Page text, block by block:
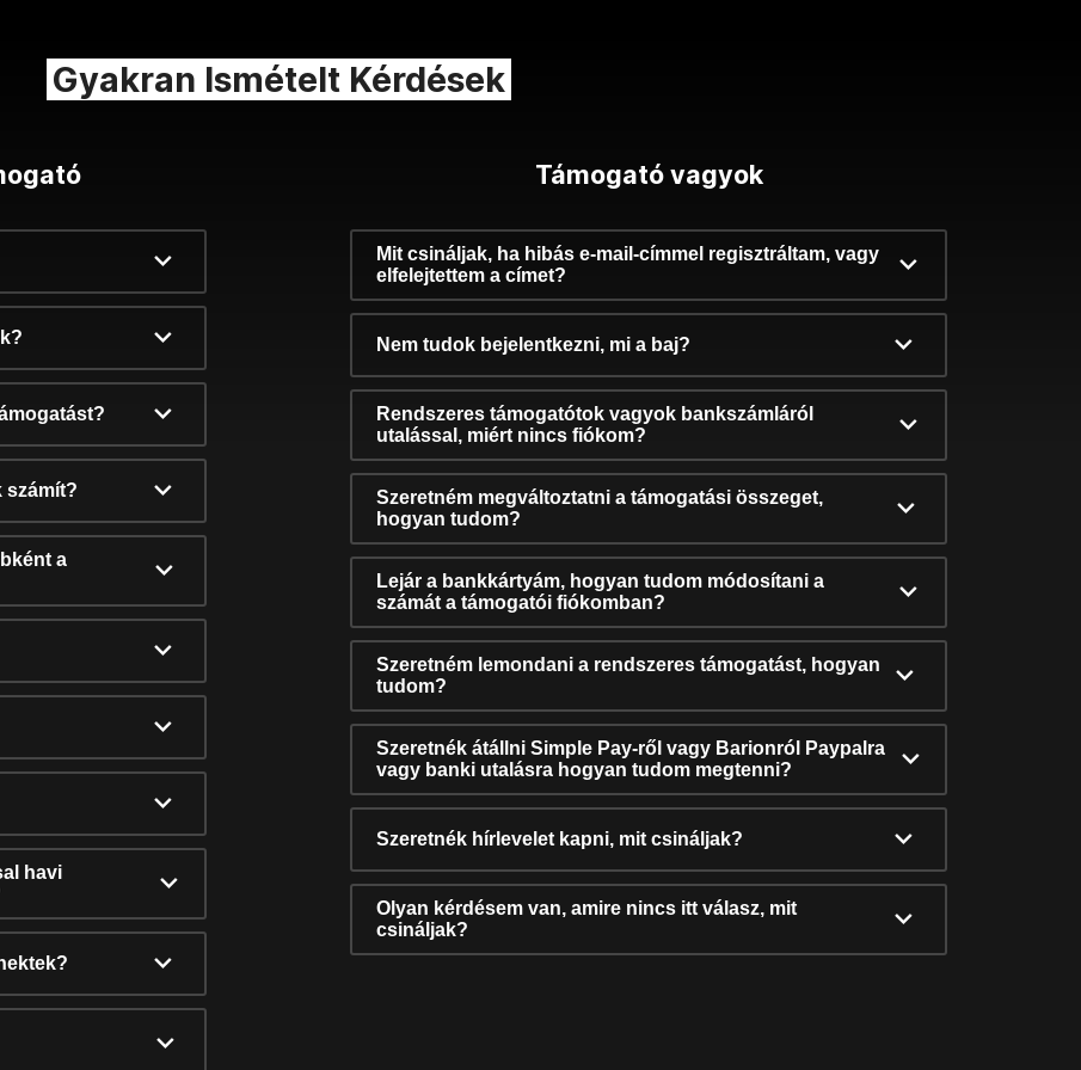
Gyakran Ismételt Kérdések
számít?
a
havi
Támogató vagyok
Mit csináljak, ha hibás e-mail-címmel regisztráltam, vagy
elfelejtettem a címet?
Nem tudok bejelentkezni, mi a baj?
Rendszeres támogatótok vagyok bankszámláról
utalással, miért nincs fiókom?
Szeretném megváltoztatni a támogatási összeget,
hogyan tudom?
Lejár a bankkártyám, hogyan tudom módosítani a
számát a támogatói fiókomban?
Szeretném lemondani a rendszeres támogatást, hogyan
tudom?
Szeretnék átállni Simple Pay-ről vagy Barionról Paypalra
vagy banki utalásra hogyan tudom megtenni?
Szeretnék hírlevelet kapni, mit csináljak?
Olyan kérdésem van, amire nincs itt válasz, mit
csináljak?